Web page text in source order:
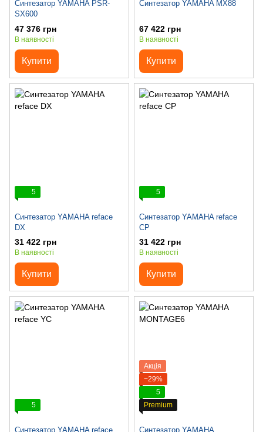
Синтезатор YAMAHA PSR-
SX600
47 376 грн
В наявності
Купити
Синтезатор YAMAHA MX88
67 422 грн
В наявності
Купити
5
Синтезатор YAMAHA reface
DX
31 422 грн
В наявності
Купити
5
Синтезатор YAMAHA reface
CP
31 422 грн
В наявності
Купити
5
Синтезатор YAMAHA reface
Акція
−29%
5
Premium
Синтезатор YAMAHA